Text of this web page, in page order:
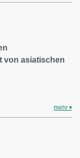
von asiatischen
mehr